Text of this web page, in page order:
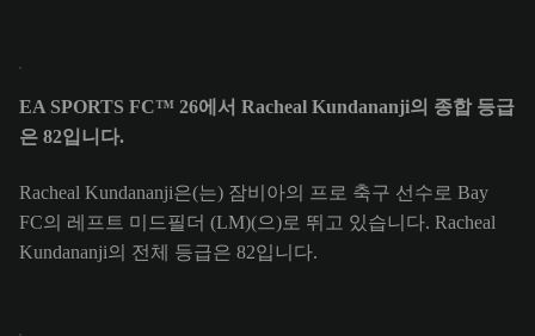
EA SPORTS FC™ 26에서 Racheal Kundananji의 종합 등급
은 82입니다.
Racheal Kundananji은(는) 잠비아의 프로 축구 선수로 Bay
FC의 레프트 미드필더 (LM)(으)로 뛰고 있습니다. Racheal
Kundananji의 전체 등급은 82입니다.